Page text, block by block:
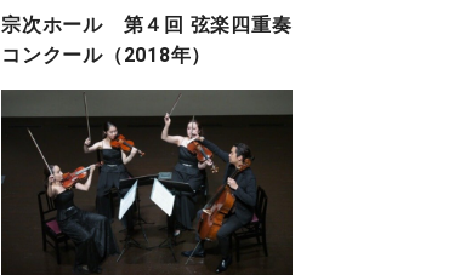
宗次ホール 第４回 弦楽四重奏
コンクール（2018年）